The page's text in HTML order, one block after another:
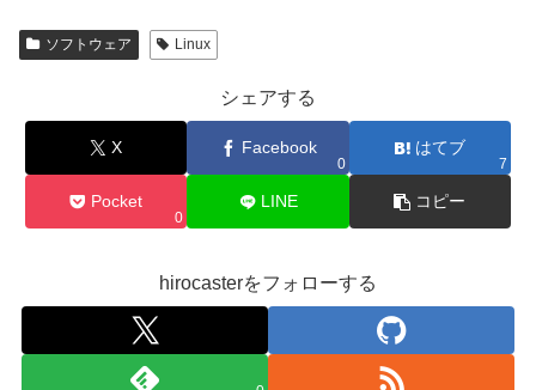
ソフトウェア Linux
シェアする
X Facebook
0
はてブ
7
Pocket
0
LINE コピー
hirocasterをフォローする